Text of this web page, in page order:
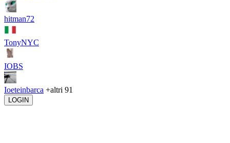
hitman72
TonyNYC
IOBS
Ioeteinbarca +altri 91
LOGIN